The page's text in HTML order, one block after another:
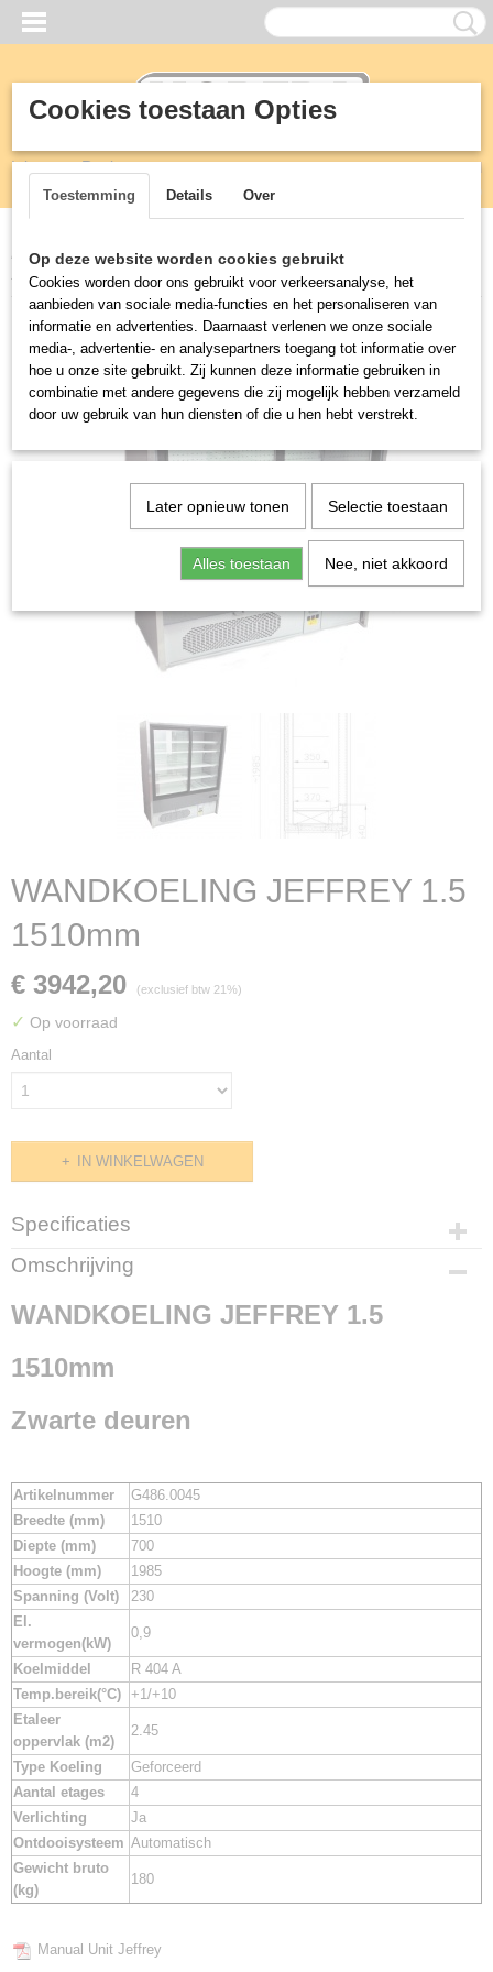
Inloggen Registreren
(0)
Home >Koeling>Wandkoeling>WANDKOELING JEFFREY 1.5
1510mm
WANDKOELING JEFFREY 1.5
1510mm
€ 3942,20 (exclusief btw 21%)
✓ Op voorraad
Aantal
IN WINKELWAGEN
Specificaties
Productcode
Omschrijving
WANDKOELING JEFFREY 1.5
1510mm
Zwarte deuren
Artikelnummer
G486.0045
Breedte (mm)
1510
Diepte (mm)
700
Hoogte (mm)
1985
Spanning (Volt)
230
El.
vermogen(kW)
0,9
Koelmiddel
R 404 A
Temp.bereik(°C) +1/+10
Etaleer
oppervlak (m2)
2.45
Type Koeling
Geforceerd
Aantal etages
4
Verlichting
Ja
Ontdooisysteem Automatisch
Gewicht bruto
(kg)
180
Manual Unit Jeffrey
Cookies toestaan Opties
Toestemming Details Over
Op deze website worden cookies gebruikt
Cookies worden door ons gebruikt voor verkeersanalyse, het
aanbieden van sociale media-functies en het personaliseren van
informatie en advertenties. Daarnaast verlenen we onze sociale
media-, advertentie- en analysepartners toegang tot informatie over
hoe u onze site gebruikt. Zij kunnen deze informatie gebruiken in
combinatie met andere gegevens die zij mogelijk hebben verzameld
door uw gebruik van hun diensten of die u hen hebt verstrekt.
Later opnieuw tonen Selectie toestaan
Alles toestaan Nee, niet akkoord